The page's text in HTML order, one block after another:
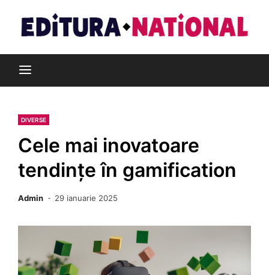
content
Editura Național
DIVERSE
Cele mai inovatoare
tendințe în gamification
Admin 29 ianuarie 2025